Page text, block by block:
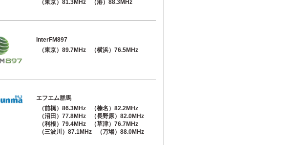
（東京）81.3MHz
（港）88.3MHz
InterFM897
（東京）89.7MHz
（横浜）76.5MHz
エフエム群馬
（前橋）86.3MHz
（榛名）82.2MHz
（沼田）77.8MHz
（長野原）82.0MHz
（利根）79.4MHz
（草津）76.7MHz
（三波川）87.1MHz
（万場）88.0MHz